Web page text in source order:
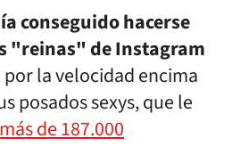
conseguido hacerse
"reinas" de Instagram
por la velocidad encima
posados sexys, que le
más de 187.000